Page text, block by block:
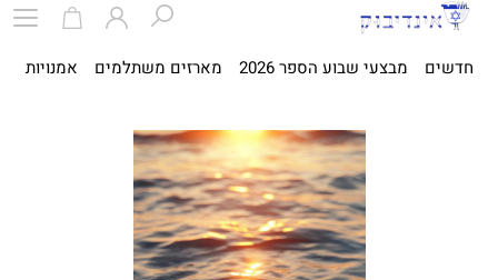
חדשים מבצעי שבוע הספר 2026 מארזים משתלמים אמנויות